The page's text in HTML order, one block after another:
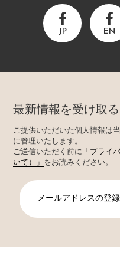
JP EN
最新情報を受け取る
ご提供いただいた個人情報は
に管理いたします。
ご送信いただく前に
「プライ
いて）」 をお読みください。
メールアドレスの登